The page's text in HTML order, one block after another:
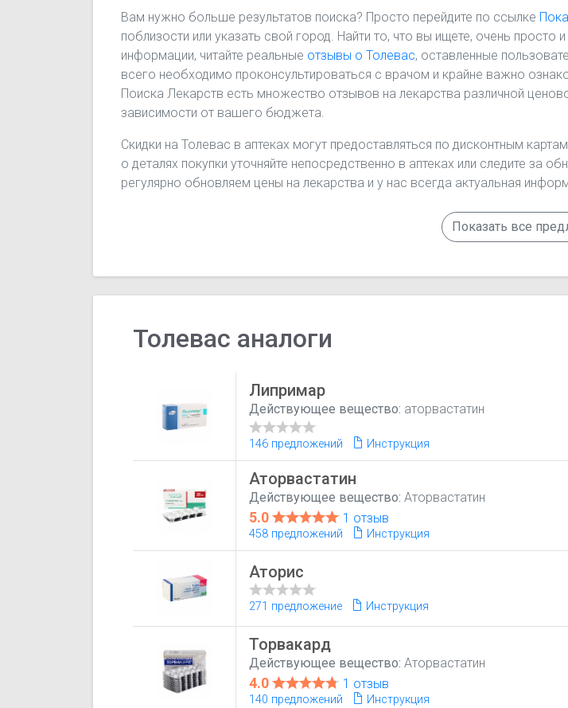
Вам нужно больше результатов поиска? Просто перейдите по ссылке
поблизости или указать свой город. Найти то, что вы ищете, очень
информации, читайте реальные отзывы о Толевас, оставленные
всего необходимо проконсультироваться с врачом и крайне важно
Поиска Лекарств есть множество отзывов на лекарства различной
зависимости от вашего бюджета.
Скидки на Толевас в аптеках могут предоставляться по дисконтным
о деталях покупки уточняйте непосредственно в аптеках или следите за
регулярно обновляем цены на лекарства и у нас всегда актуальная
Показать все
Толевас аналоги
Липримар
Действующее вещество: аторвастатин
146 предложений Инструкция
Аторвастатин
Действующее вещество: Аторвастатин
5.0 1 отзыв
458 предложений Инструкция
Аторис
271 предложение Инструкция
Торвакард
Действующее вещество: Аторвастатин
4.0 1 отзыв
140 предложений Инструкция